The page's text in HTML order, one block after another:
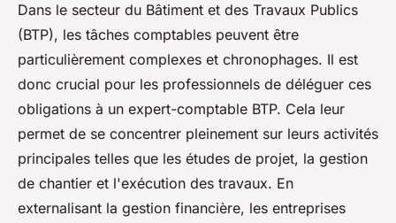
Dans le secteur du Bâtiment et des Travaux Publics
(BTP), les tâches comptables peuvent être
particulièrement complexes et chronophages. Il est
donc crucial pour les professionnels de déléguer ces
obligations à un expert-comptable BTP. Cela leur
permet de se concentrer pleinement sur leurs activités
principales telles que les études de projet, la gestion
de chantier et l'exécution des travaux. En
externalisant la gestion financière, les entreprises